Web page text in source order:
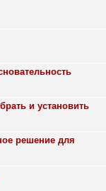
и установить
решение для